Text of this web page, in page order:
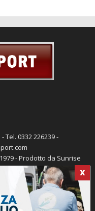
X
Tel. 0332 226239 -
- Prodotto da Sunrise
Marocco -Cookie policy
sport.com